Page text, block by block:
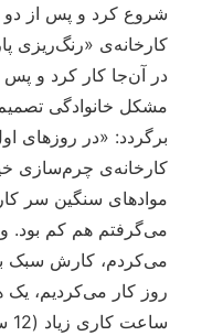
شروع کرد و پس از دو
کارخانه‌ی «رنگ‌ریزی
در آن‌جا کار کرد و پس
مشکل خانوادگی
برگردد: «در روزهای
کارخانه‌ی چرم‌سازی
موادهای سنگین سر
می‌گرفتم هم کم بود.
می‌کردم، کارش سبک
روز کار می‌کردیم،